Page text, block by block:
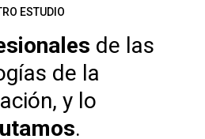
ESTUDIO
de las
de la
y lo
.